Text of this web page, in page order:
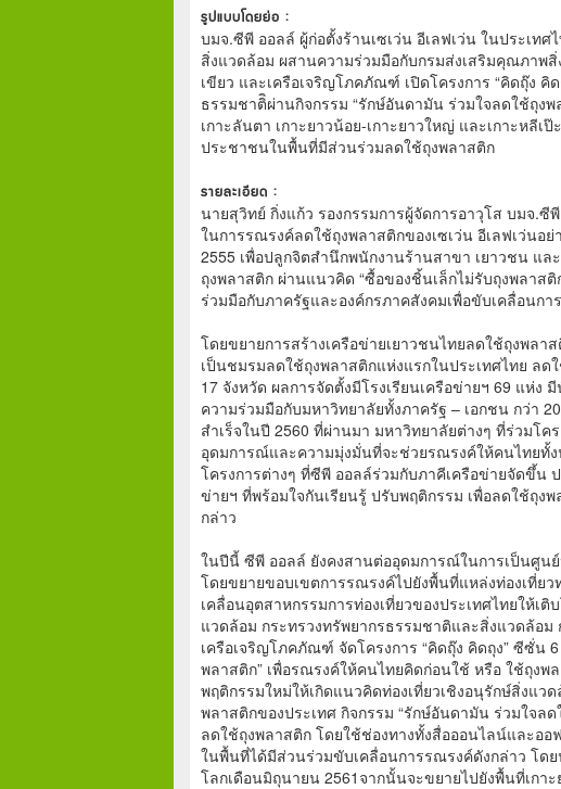
รูปแบบโดยย่อ :
บมจ.ซีพี ออลล์ ผู้ก่อตั้งร้านเซเว่น อีเลฟเว่น ในประเท
สิ่งแวดล้อม ผสานความร่วมมือกับกรมส่งเสริมคุณภาพ
เขียว และเครือเจริญโภคภัณฑ์ เปิดโครงการ “คิดถุ๊ง
ธรรมชาติิผ่านกิจกรรม “รักษ์อันดามัน ร่วมใจลดใช้ถุง
เกาะลันตา เกาะยาวน้อย-เกาะยาวใหญ่ และเกาะหลีเ
ประชาชนในพื้นที่มีส่วนร่วมลดใช้ถุงพลาสติก
รายละเอียด :
นายสุวิทย์ กิ่งแก้ว รองกรรมการผู้จัดการอาวุโส บมจ.
ในการรณรงค์ลดใช้ถุงพลาสติกของเซเว่น อีเลฟเว่นอ
2555 เพื่อปลูกจิตสำนึกพนักงานร้านสาขา เยาวชน แ
ถุงพลาสติก ผ่านแนวคิด “ซื้อของชิ้นเล็กไม่รับถุงพลาส
ร่วมมือกับภาครัฐและองค์กรภาคสังคมเพื่อขับเคลื่อนกา
โดยขยายการสร้างเครือข่ายเยาวชนไทยลดใช้ถุงพล
เป็นชมรมลดใช้ถุงพลาสติกแห่งแรกในประเทศไทย ลด
17 จังหวัด ผลการจัดตั้งมีโรงเรียนเครือข่ายฯ 69 แห่ง
ความร่วมมือกับมหาวิทยาลัยทั้งภาครัฐ – เอกชน กว่า
สำเร็จในปี 2560 ที่ผ่านมา มหาวิทยาลัยต่างๆ ที่ร่วมโค
อุดมการณ์และความมุ่งมั่นที่จะช่วยรณรงค์ให้คนไทยทั้
โครงการต่างๆ ที่ซีพี ออลล์ร่วมกับภาคีเครือข่ายจัดขึ้น
ข่ายฯ ที่พร้อมใจกันเรียนรู้ ปรับพฤติกรรม เพื่อลดใช้ถุง
กล่าว
ในปีนี้ ซีพี ออลล์ ยังคงสานต่ออุดมการณ์ในการเป็นศูน
โดยขยายขอบเขตการรณรงค์ไปยังพื้นที่แหล่งท่องเที่ย
เคลื่อนอุตสาหกรรมการท่องเที่ยวของประเทศไทยให้
แวดล้อม กระทรวงทรัพยากรธรรมชาติและสิ่งแวดล้อม
เครือเจริญโภคภัณฑ์ จัดโครงการ “คิดถุ๊ง คิดถุง” ซีซั่น
พลาสติก” เพื่อรณรงค์ให้คนไทยคิดก่อนใช้ หรือ ใช้ถุง
พฤติกรรมใหม่ให้เกิดแนวคิดท่องเที่ยวเชิงอนุรักษ์สิ่งแ
พลาสติกของประเทศ กิจกรรม “รักษ์อันดามัน ร่วมใจล
ลดใช้ถุงพลาสติก โดยใช้ช่องทางทั้งสื่อออนไลน์และอ
ในพื้นที่ได้มีส่วนร่วมขับเคลื่อนการรณรงค์ดังกล่าว โด
โลกเดือนมิถุนายน 2561จากนั้นจะขยายไปยังพื้นที่เกา